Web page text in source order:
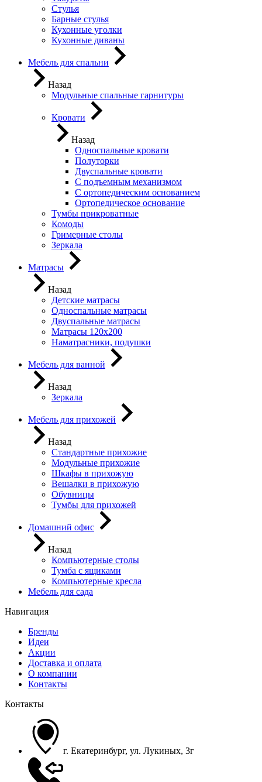
Стулья
Барные стулья
Кухонные уголки
Кухонные диваны
Мебель для спальни
Назад
Модульные спальные гарнитуры
Кровати
Назад
Односпальные кровати
Полуторки
Двуспальные кровати
С подъемным механизмом
С ортопедическим основанием
Ортопедическое основание
Тумбы прикроватные
Комоды
Гримерные столы
Зеркала
Матрасы
Назад
Детские матрасы
Односпальные матрасы
Двуспальные матрасы
Матрасы 120х200
Наматрасники, подушки
Мебель для ванной
Назад
Зеркала
Мебель для прихожей
Назад
Стандартные прихожие
Модульные прихожие
Шкафы в прихожую
Вешалки в прихожую
Обувницы
Тумбы для прихожей
Домашний офис
Назад
Компьютерные столы
Тумба с ящиками
Компьютерные кресла
Мебель для сада
Навигация
Бренды
Идеи
Акции
Доставка и оплата
О компании
Контакты
Контакты
г. Екатеринбург, ул. Лукиных, 3г